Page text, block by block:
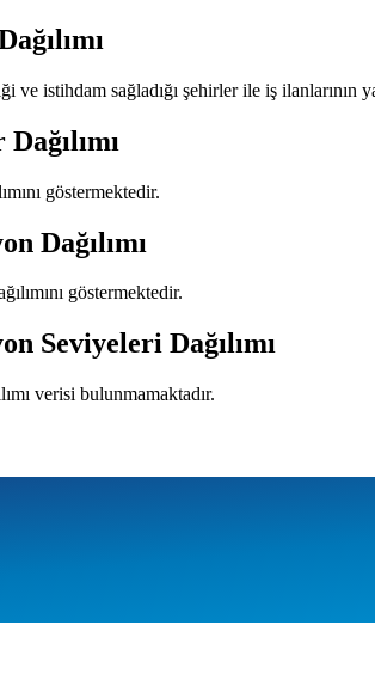
ve istihdam sağladığı şehirler ile iş ilanlarının
göstermektedir.
Dağılımı
göstermektedir.
Seviyeleri Dağılımı
verisi bulunmamaktadır.